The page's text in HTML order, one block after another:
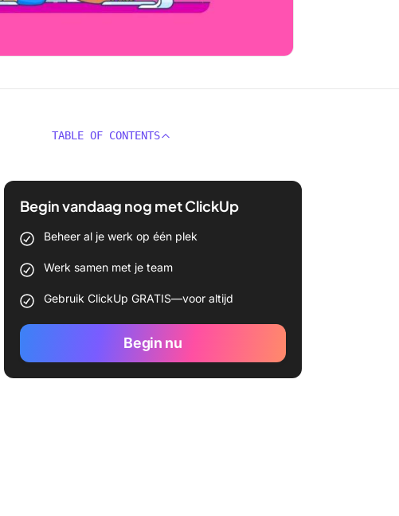
TABLE OF CONTENTS
Begin vandaag nog met ClickUp
Beheer al je werk op één plek
Werk samen met je team
Gebruik ClickUp GRATIS—voor altijd
Begin nu